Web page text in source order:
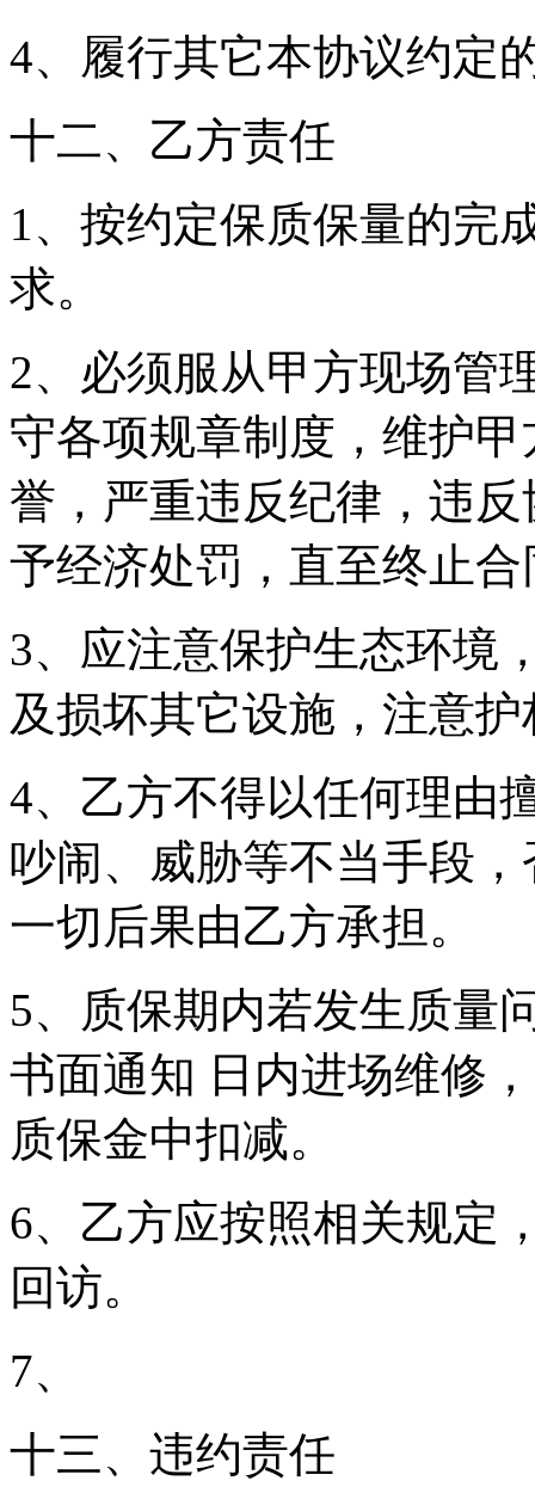
4、履行其它本协议约定
十二、乙方责任
1、按约定保质保量的完
求。
2、必须服从甲方现场管
守各项规章制度，维护
誉，严重违反纪律，违
予经济处罚，直至终止合
3、应注意保护生态环境
及损坏其它设施，注意
4、乙方不得以任何理由
吵闹、威胁等不当手段
一切后果由乙方承担。
5、质保期内若发生质量
书面通知 日内进场维修
质保金中扣减。
6、乙方应按照相关规定
回访。
7、
十三、违约责任